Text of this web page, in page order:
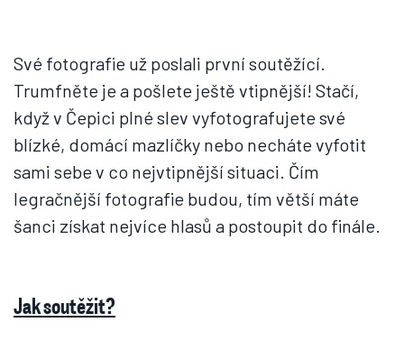
Své fotografie už poslali první soutěžící.
Trumfněte je a pošlete ještě vtipnější! Stačí,
když v Čepici plné slev vyfotografujete své
blízké, domácí mazlíčky nebo necháte vyfotit
sami sebe v co nejvtipnější situaci. Čím
legračnější fotografie budou, tím větší máte
šanci získat nejvíce hlasů a postoupit do finále.
Jak soutěžit?